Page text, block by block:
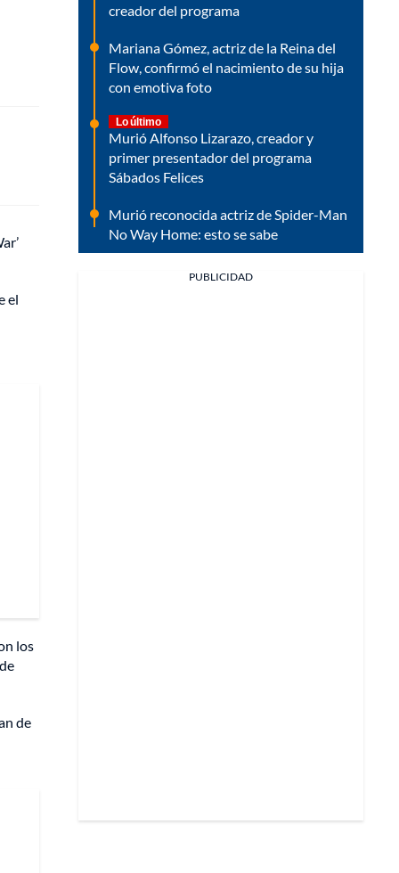
el
los
de
creador del programa
Mariana Gómez, actriz de la Reina del
Flow, confirmó el nacimiento de su hija
con emotiva foto
Lo último
Murió Alfonso Lizarazo, creador y
primer presentador del programa
Sábados Felices
Murió reconocida actriz de Spider-Man
No Way Home: esto se sabe
PUBLICIDAD